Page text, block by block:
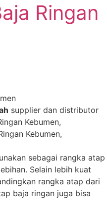
Ringan
supplier dan distributor
Kebumen,
Kebumen,
sebagai rangka atap
Selain lebih kuat
rangka atap dari
baja ringan juga bisa